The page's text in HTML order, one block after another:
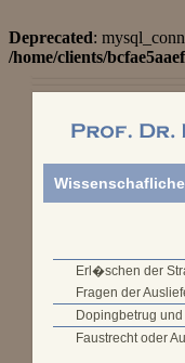
Deprecated:
/home/clients/
Erl�schen der
Fragen der
Dopingbetrug
Faustrecht oder